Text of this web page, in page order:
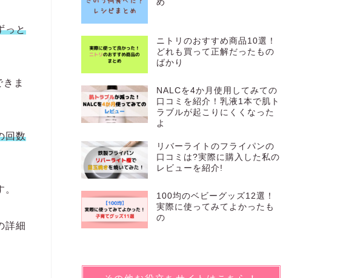
っと
ま
回数
詳細
め
ニトリのおすすめ商品10選！
どれも買って正解だったもの
ばかり
NALCを4か月使用してみての
口コミを紹介！乳液1本で肌ト
ラブルが起こりにくくなった
よ
リバーライトのフライパンの
口コミは?実際に購入した私の
レビューを紹介!
100均のベビーグッズ12選！
実際に使ってみてよかったも
の